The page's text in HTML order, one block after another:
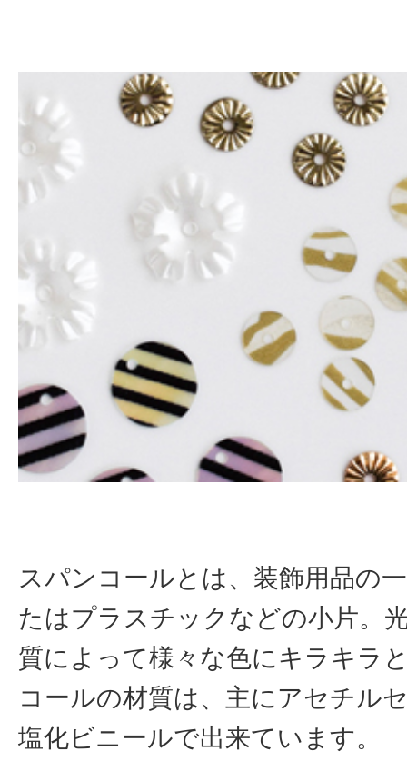
スパンコールとは、装飾用品の
たはプラスチックなどの小片。
質によって様々な色にキラキラ
コールの材質は、主にアセチル
塩化ビニールで出来ています。